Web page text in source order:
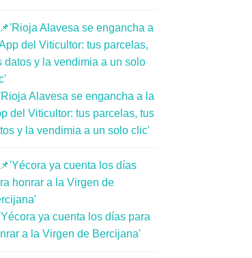
Alavesa se engancha a la
del Viticultor: tus parcelas, tus
y la vendimia a un solo clic'
ya cuenta los días para
a la Virgen de Bercijana'